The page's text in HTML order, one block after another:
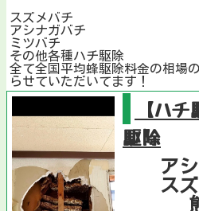
スズメバチ
アシナガバチ
ミツバチ
その他各種ハチ駆除
全て全国平均蜂駆除料金の相場
らせていただいてます！
【ハ
駆除
ア
ス